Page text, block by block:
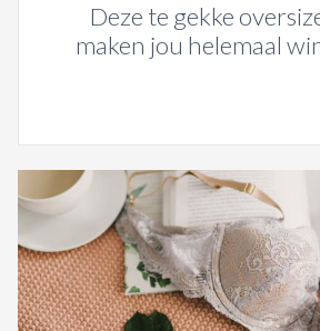
Deze te gekke
maken jou helemaal